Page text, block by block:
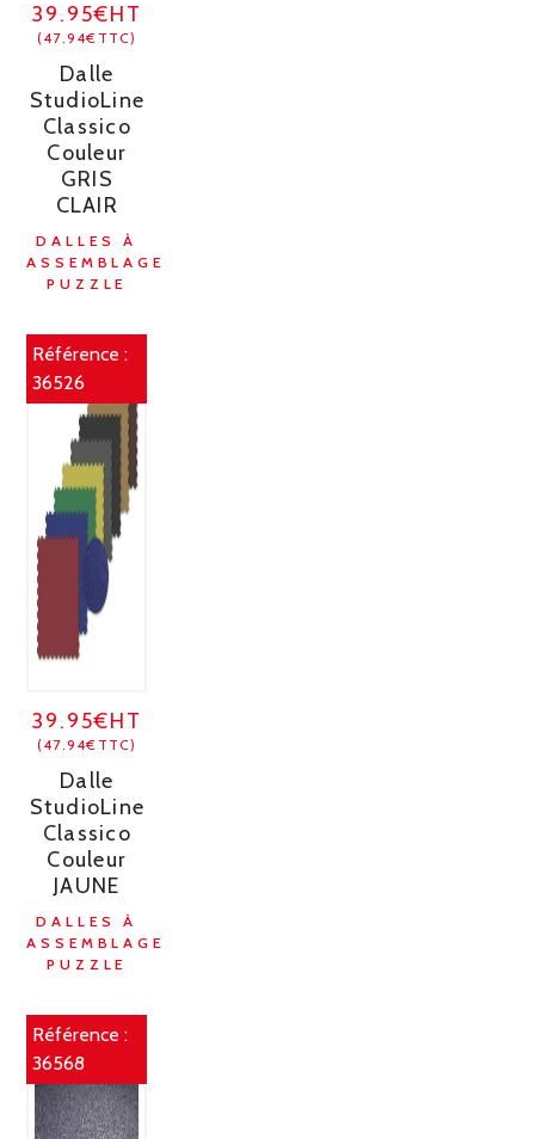
39.95€HT
(47.94€TTC)
Dalle
StudioLine
Classico
Couleur
GRIS
CLAIR
DALLES À
ASSEMBLAGE
PUZZLE
Référence :
36526
39.95€HT
(47.94€TTC)
Dalle
StudioLine
Classico
Couleur
JAUNE
DALLES À
ASSEMBLAGE
PUZZLE
Référence :
36568